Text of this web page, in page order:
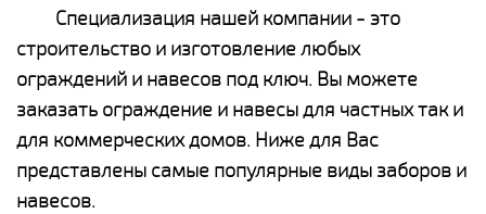
Специализация нашей компании - это
строительство и изготовление любых
ограждений и навесов под ключ. Вы можете
заказать ограждение и навесы для частных так и
для коммерческих домов. Ниже для Вас
представлены самые популярные виды заборов и
навесов.